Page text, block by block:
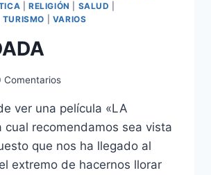
RELIGIÓN SALUD
TURISMO VARIOS
Comentarios
ver una película «LA
cual recomendamos sea vista
que nos ha llegado al
extremo de hacernos llorar